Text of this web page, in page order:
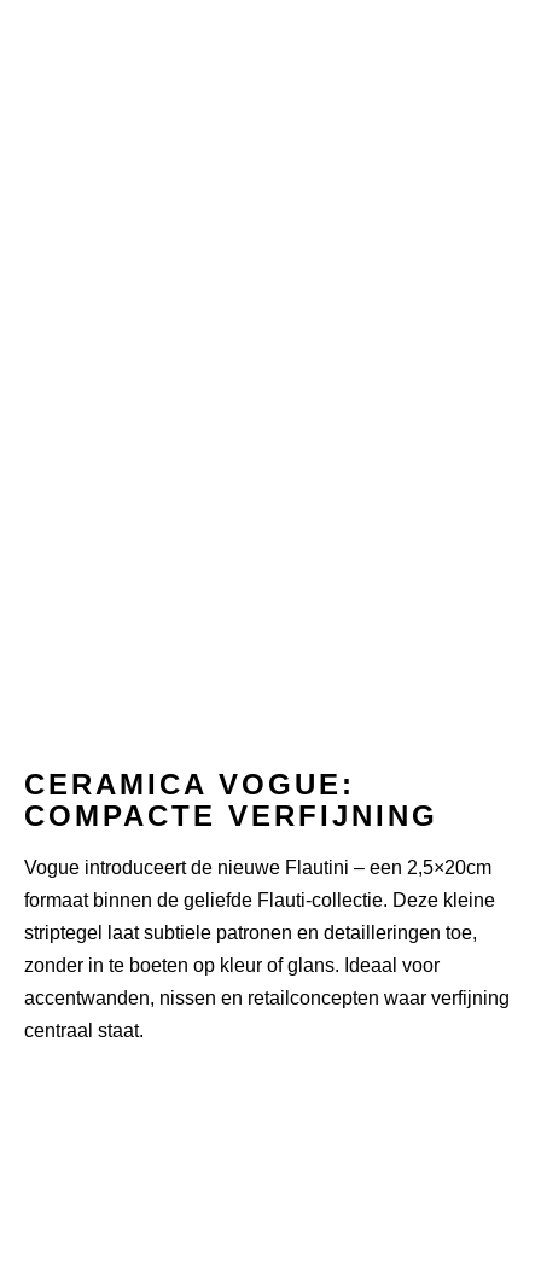
CERAMICA VOGUE:
COMPACTE VERFIJNING
Vogue introduceert de nieuwe Flautini – een 2,5×20cm
formaat binnen de geliefde Flauti-collectie. Deze kleine
striptegel laat subtiele patronen en detailleringen toe,
zonder in te boeten op kleur of glans. Ideaal voor
accentwanden, nissen en retailconcepten waar verfijning
centraal staat.